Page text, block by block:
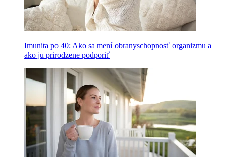
Imunita po 40: Ako sa mení obranyschopnosť organizmu a
ako ju prirodzene podporiť